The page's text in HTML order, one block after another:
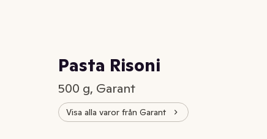
Pasta Risoni
500 g, Garant
Visa alla varor från Garant